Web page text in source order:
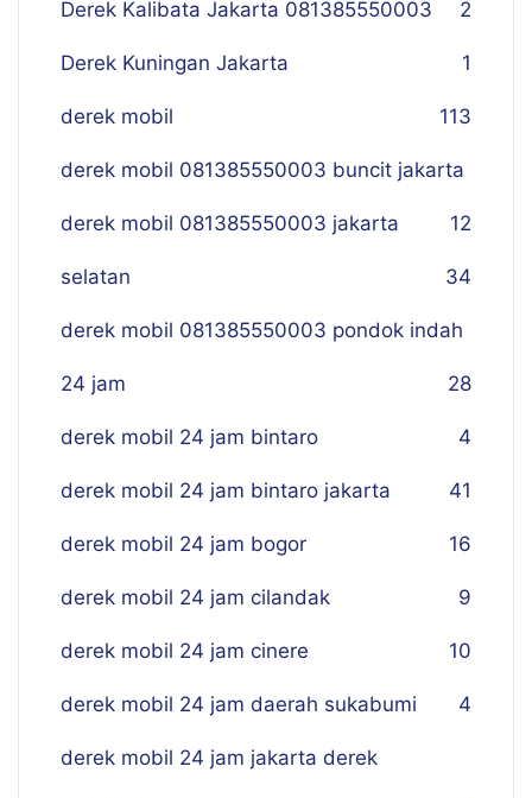
Derek Kalibata Jakarta 081385550003 2
Derek Kuningan Jakarta 1
derek mobil 113
derek mobil 081385550003 buncit jakarta
12
derek mobil 081385550003 jakarta
selatan 34
derek mobil 081385550003 pondok indah
24 jam 28
derek mobil 24 jam bintaro 4
derek mobil 24 jam bintaro jakarta 41
derek mobil 24 jam bogor 16
derek mobil 24 jam cilandak 9
derek mobil 24 jam cinere 10
derek mobil 24 jam daerah sukabumi 4
derek mobil 24 jam jakarta derek